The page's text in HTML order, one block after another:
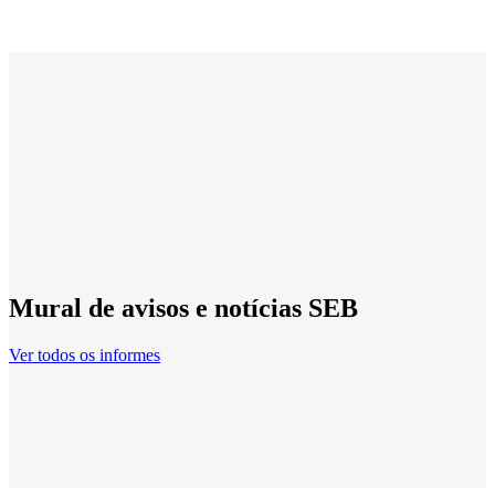
Mural de avisos e notícias SEB
Ver todos os informes